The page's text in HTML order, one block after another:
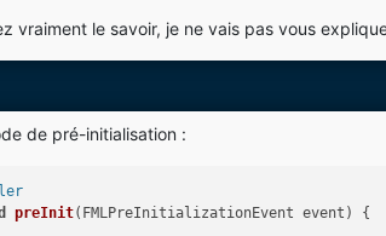
vraiment le savoir, je ne vais pas vous
de pré-initialisation :
preInit(FMLPreInitializationEvent event) {